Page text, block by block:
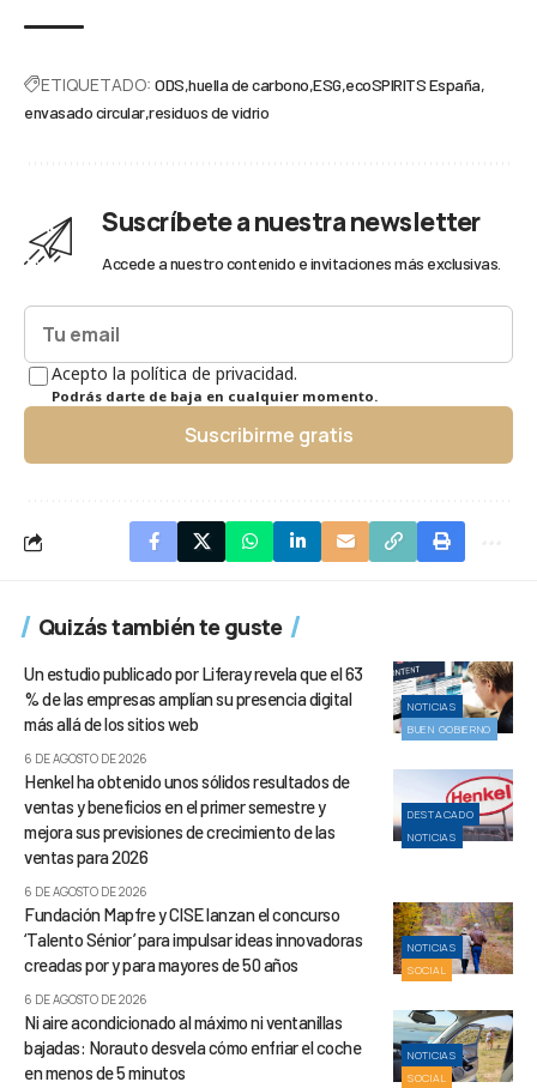
ETIQUETADO: ODS huella de carbono ESG ecoSPIRITS España
envasado circular residuos de vidrio
Suscríbete a nuestra newsletter
Accede a nuestro contenido e invitaciones más exclusivas.
Acepto la política de privacidad.
Podrás darte de baja en cualquier momento.
Suscribirme gratis
Quizás también te guste
NOTICIAS
BUEN GOBIERNO
Un estudio publicado por Liferay revela que el 63
% de las empresas amplían su presencia digital
más allá de los sitios web
6 DE AGOSTO DE 2026
DESTACADO
NOTICIAS
Henkel ha obtenido unos sólidos resultados de
ventas y beneficios en el primer semestre y
mejora sus previsiones de crecimiento de las
ventas para 2026
6 DE AGOSTO DE 2026
NOTICIAS
SOCIAL
Fundación Mapfre y CISE lanzan el concurso
‘Talento Sénior’ para impulsar ideas innovadoras
creadas por y para mayores de 50 años
6 DE AGOSTO DE 2026
NOTICIAS
SOCIAL
Ni aire acondicionado al máximo ni ventanillas
bajadas: Norauto desvela cómo enfriar el coche
en menos de 5 minutos